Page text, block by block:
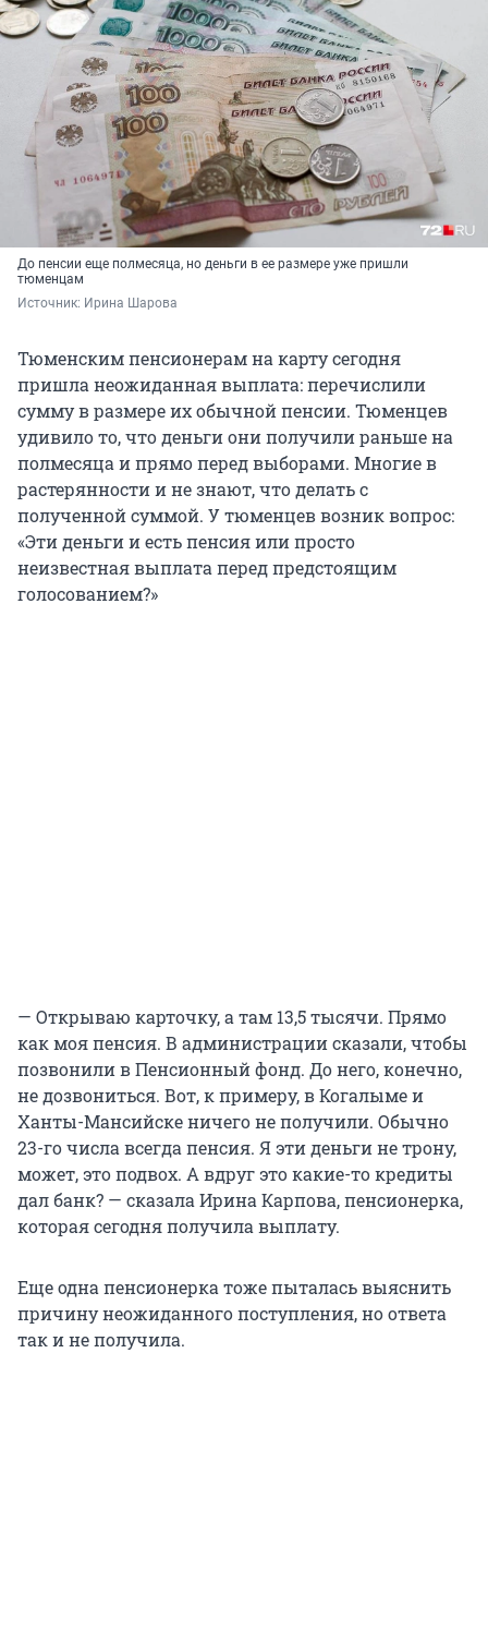
До пенсии еще полмесяца, но деньги в ее размере уже пришли
тюменцам
Источник: Ирина Шарова
Тюменским пенсионерам на карту сегодня
пришла неожиданная выплата: перечислили
сумму в размере их обычной пенсии. Тюменцев
удивило то, что деньги они получили раньше на
полмесяца и прямо перед выборами. Многие в
растерянности и не знают, что делать с
полученной суммой. У тюменцев возник вопрос:
«Эти деньги и есть пенсия или просто
неизвестная выплата перед предстоящим
голосованием?»
— Открываю карточку, а там 13,5 тысячи. Прямо
как моя пенсия. В администрации сказали, чтобы
позвонили в Пенсионный фонд. До него, конечно,
не дозвониться. Вот, к примеру, в Когалыме и
Ханты-Мансийске ничего не получили. Обычно
23-го числа всегда пенсия. Я эти деньги не трону,
может, это подвох. А вдруг это какие-то кредиты
дал банк? — сказала Ирина Карпова, пенсионерка,
которая сегодня получила выплату.
Еще одна пенсионерка тоже пыталась выяснить
причину неожиданного поступления, но ответа
так и не получила.